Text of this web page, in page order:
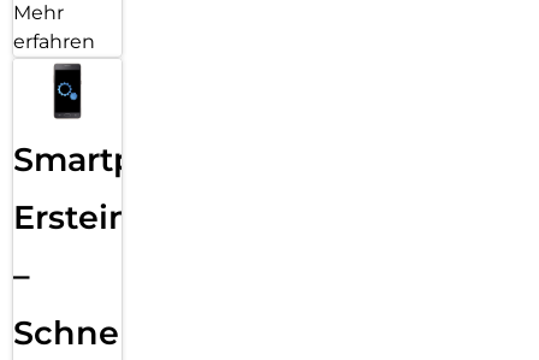
Mehr
erfahren
Smartphone
Ersteinrichtung
–
Schnelle